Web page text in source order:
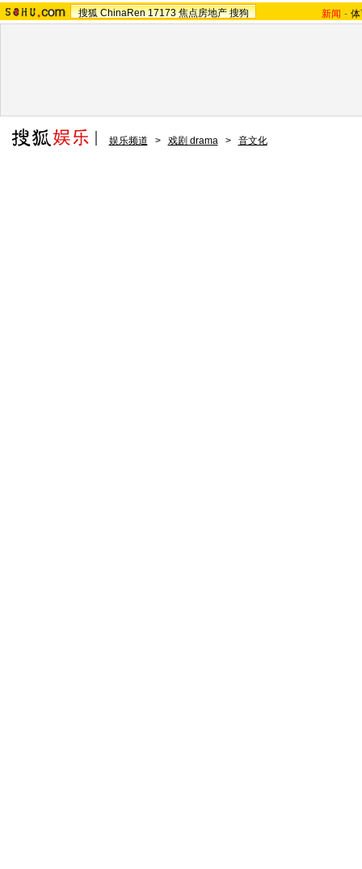
搜狐 ChinaRen 17173 焦点房地产 搜狗 新闻 -
娱乐频道 > 戏剧 drama > 音文化